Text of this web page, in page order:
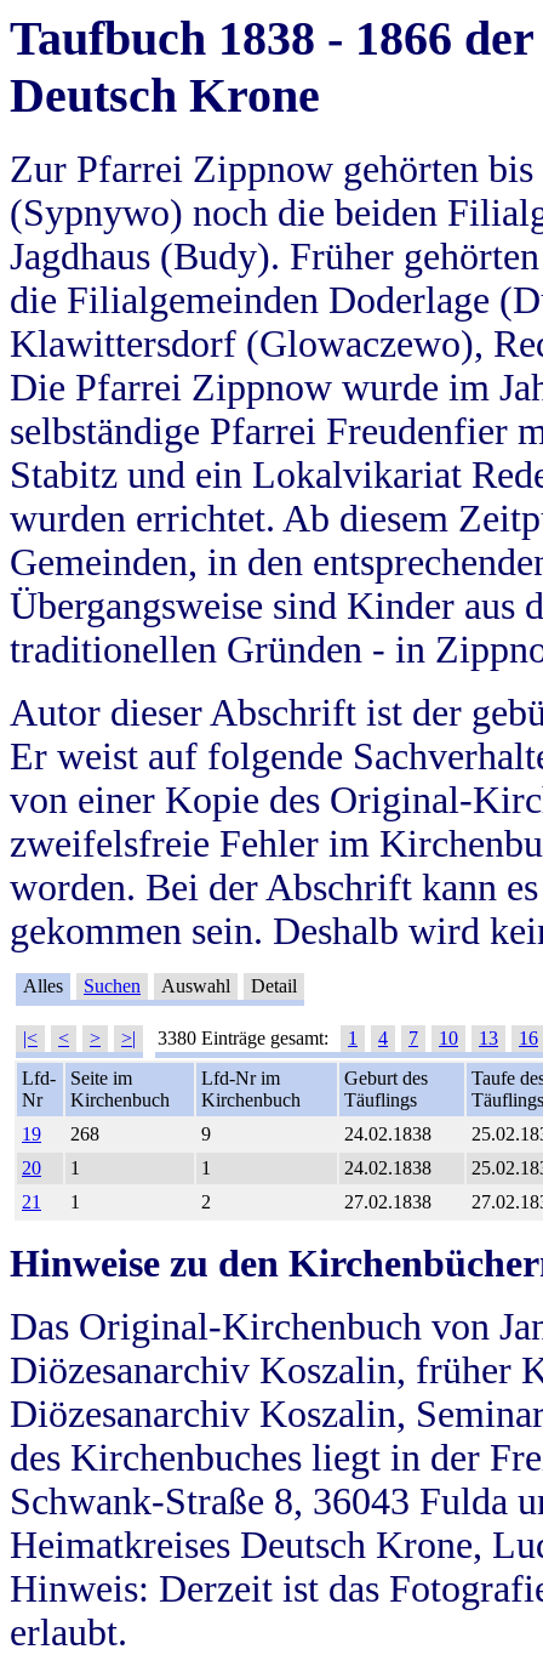
Taufbuch 1838 - 1866
Deutsch Krone
Zur Pfarrei Zippnow gehörten
(Sypnywo) noch die beiden
Jagdhaus (Budy). Früher
die Filialgemeinden Doderlage
Klawittersdorf (Glowaczewo),
Die Pfarrei Zippnow wurde im
selbständige Pfarrei Freudenfier
Stabitz und ein Lokalvikariat
wurden errichtet. Ab diesem
Gemeinden, in den
Übergangsweise sind Kinder aus
traditionellen Gründen - in
Autor dieser Abschrift ist der
Er weist auf folgende
von einer Kopie des Original-
zweifelsfreie Fehler im
worden. Bei der Abschrift kann
gekommen sein. Deshalb wird
Alles Suchen Auswahl Detail
|< < > >| 3380 Einträge gesamt: 1 4 7 10 13
16
Lfd-
Nr
Seite im
Kirchenbuch
Lfd-Nr im
Kirchenbuch
Geburt des
Täuflings
Taufe
Täuflings
19
268 9 24.02.1838
20
1 1 24.02.1838
21
1 2 27.02.1838
Hinweise zu den
Das Original-Kirchenbuch von
Diözesanarchiv Koszalin, früher
Diözesanarchiv Koszalin,
des Kirchenbuches liegt in der
Schwank-Straße 8, 36043 Fulda
Heimatkreises Deutsch Krone,
Hinweis: Derzeit ist das
erlaubt.